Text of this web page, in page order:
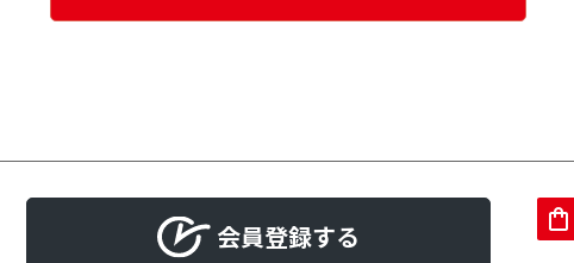
会員登録する